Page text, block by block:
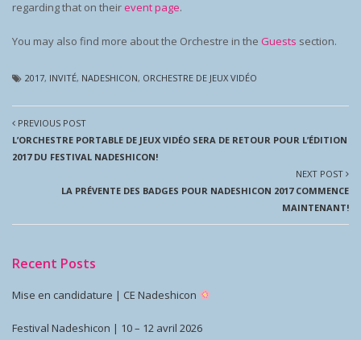
regarding that on their event page.
You may also find more about the Orchestre in the Guests section.
2017, INVITÉ, NADESHICON, ORCHESTRE DE JEUX VIDÉO
PREVIOUS POST
L’ORCHESTRE PORTABLE DE JEUX VIDÉO SERA DE RETOUR POUR L’ÉDITION
2017 DU FESTIVAL NADESHICON!
NEXT POST
LA PRÉVENTE DES BADGES POUR NADESHICON 2017 COMMENCE
MAINTENANT!
Recent Posts
Mise en candidature | CE Nadeshicon
Festival Nadeshicon | 10 – 12 avril 2026